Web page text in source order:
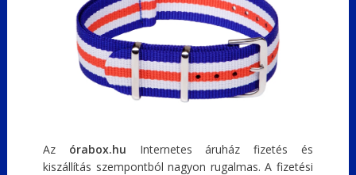
Az órabox.hu Internetes áruház fizetés és
kiszállítás szempontból nagyon rugalmas. A fizetési